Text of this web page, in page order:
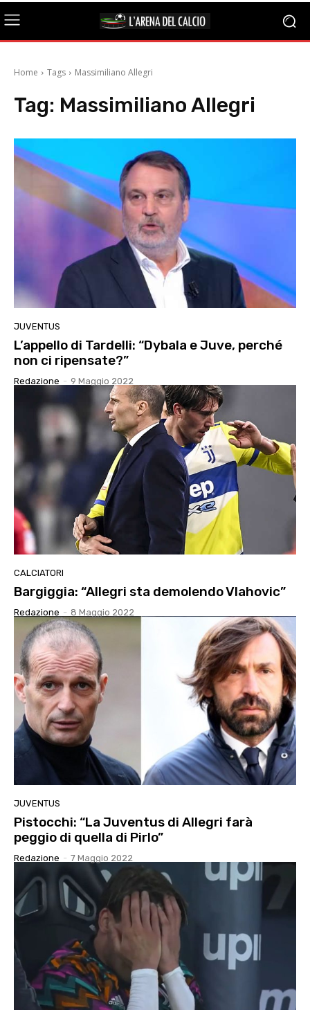
Home Tags Massimiliano Allegri
Tag: Massimiliano Allegri
JUVENTUS
L’appello di Tardelli: “Dybala e Juve, perché
non ci ripensate?”
Redazione - 9 Maggio 2022
CALCIATORI
Bargiggia: “Allegri sta demolendo Vlahovic”
Redazione - 8 Maggio 2022
JUVENTUS
Pistocchi: “La Juventus di Allegri farà
peggio di quella di Pirlo”
Redazione - 7 Maggio 2022